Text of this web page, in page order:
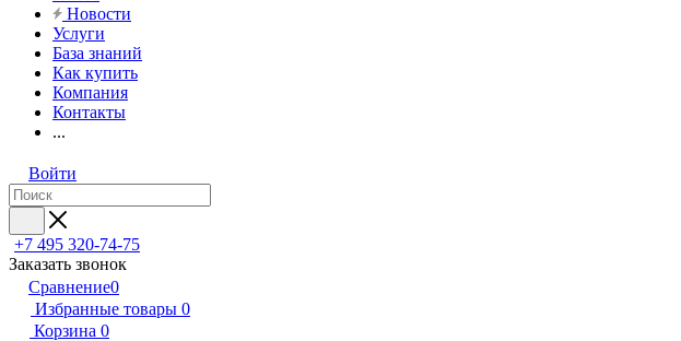
Новости
Услуги
База знаний
Как купить
Компания
Контакты
...
Войти
+7 495 320-74-75
Заказать звонок
Сравнение0
Избранные товары 0
Корзина 0